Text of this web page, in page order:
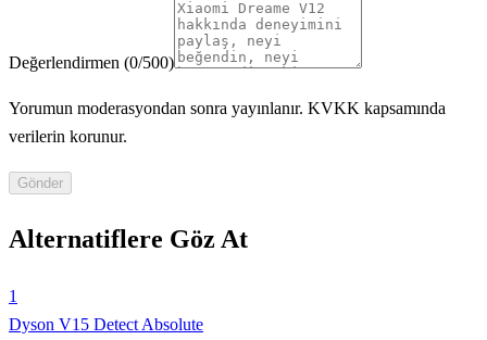
Değerlendirmen (0/500)
Yorumun moderasyondan sonra yayınlanır. KVKK kapsamında
verilerin korunur.
Gönder
Alternatiflere Göz At
1
Dyson V15 Detect Absolute